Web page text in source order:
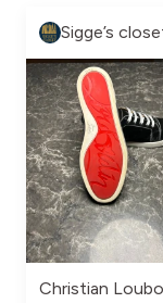
Sigge’s
Christian